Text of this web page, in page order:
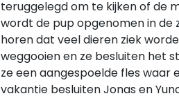
teruggelegd om te kijken of de
wordt de pup opgenomen in de
horen dat veel dieren ziek
weggooien en ze besluiten het
ze een aangespoelde fles waar
vakantie besluiten Jonas en